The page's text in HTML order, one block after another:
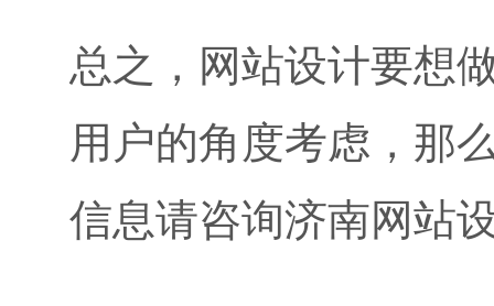
总之，网站设计要想
用户的角度考虑，那
信息请咨询济南网站